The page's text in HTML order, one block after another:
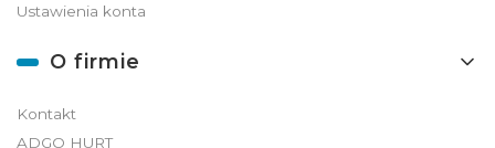
Ustawienia konta
O firmie
Kontakt
ADGO HURT